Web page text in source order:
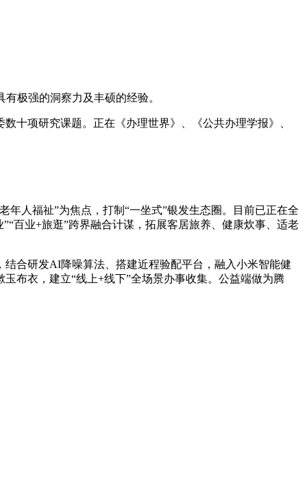
极强的洞察力及丰硕的经验。
项研究课题。正在《办理世界》、《公共办理学报》、
人福祉”为焦点，打制“一坐式”银发生态圈。目前已正在全
百业+旅逛”跨界融合计谋，拓展客居旅养、健康炊事、适老
合研发AI降噪算法、搭建近程验配平台，融入小米智能健
布衣，建立“线上+线下”全场景办事收集。公益端做为腾